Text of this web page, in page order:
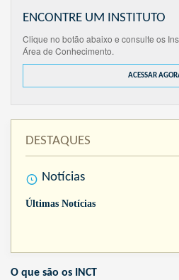
ENCONTRE UM INSTITUTO
Clique no botão abaixo e consulte os
Área de Conhecimento.
ACESSAR
DESTAQUES
Notícias
Últimas Notícias
O que são os INCT